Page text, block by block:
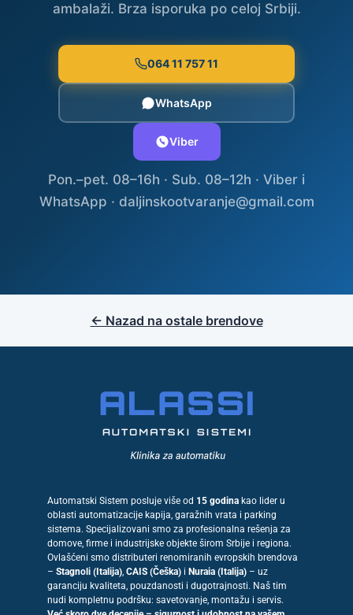
ambalaži. Brza isporuka po celoj Srbiji.
064 11 757 11
WhatsApp
Viber
Pon.–pet. 08–16h · Sub. 08–12h · Viber i
WhatsApp · daljinskootvaranje@gmail.com
← Nazad na ostale brendove
Automatski Sistem posluje više od 15 godina kao lider u
oblasti automatizacije kapija, garažnih vrata i parking
sistema. Specijalizovani smo za profesionalna rešenja za
domove, firme i industrijske objekte širom Srbije i regiona.
Ovlašćeni smo distributeri renomiranih evropskih brendova
– Stagnoli (Italija), CAIS (Češka) i Nuraia (Italija) – uz
garanciju kvaliteta, pouzdanosti i dugotrajnosti. Naš tim
nudi kompletnu podršku: savetovanje, montažu i servis.